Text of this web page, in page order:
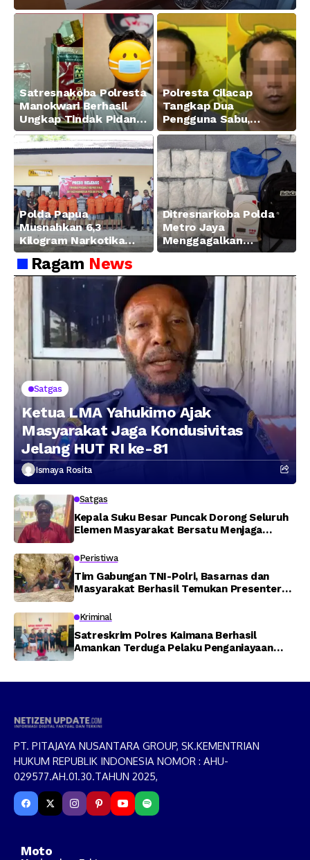
Satresnakoba Polresta
Manokwari Berhasil
Ungkap Tindak Pidana
Narkotika Golongan I
Jenis Sabu di Jalan
Swapen Perkebunan
Manokwari
Polresta Cilacap
Tangkap Dua
Pengguna Sabu,
Amankan Paket 0,34
Gram
Polda Papua
Musnahkan 6,3
Kilogram Narkotika
Hasil Pengungkapan
Jaringan Lintas
Wilayah Februari 2026
Ditresnarkoba Polda
Metro Jaya
Menggagalkan
Peredaran Sabu 5,3 Kg
Ragam News
Satgas
Ketua LMA Yahukimo Ajak
Masyarakat Jaga Kondusivitas
Jelang HUT RI ke-81
Ismaya Rosita
Satgas
Kepala Suku Besar Puncak Dorong Seluruh
Elemen Masyarakat Bersatu Menjaga
Peristiwa
Tim Gabungan TNI-Polri, Basarnas dan
Masyarakat Berhasil Temukan Presenter
Memti
Kriminal
Satreskrim Polres Kaimana Berhasil
Amankan Terduga Pelaku Penganiayaan
PT. PITAJAYA NUSANTARA GROUP, SK.KEMENTRIAN
HUKUM REPUBLIK INDONESIA NOMOR : AHU-
029577.AH.01.30.TAHUN 2025,
Moto